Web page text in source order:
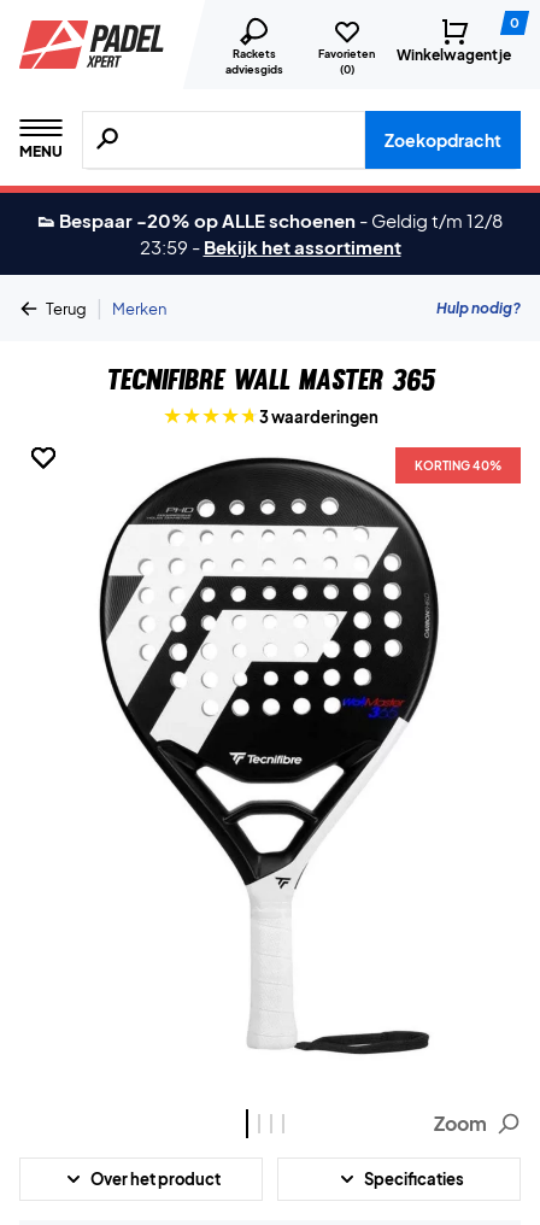
Rackets
adviesgids
Favorieten
(0)
0
Winkelwagentje
MENU
Zoeken naar producten, merken etc.
Zoekopdracht
👟 Bespaar -20% op ALLE schoenen - Geldig t/m 12/8
23:59 - Bekijk het assortiment
Terug | Merken Hulp nodig?
Tecnifibre Wall Master 365
3 waarderingen
KORTING 40%
KORTING 40%
KORTING 40%
KORTING 40%
Zoom
Over het product Specificaties